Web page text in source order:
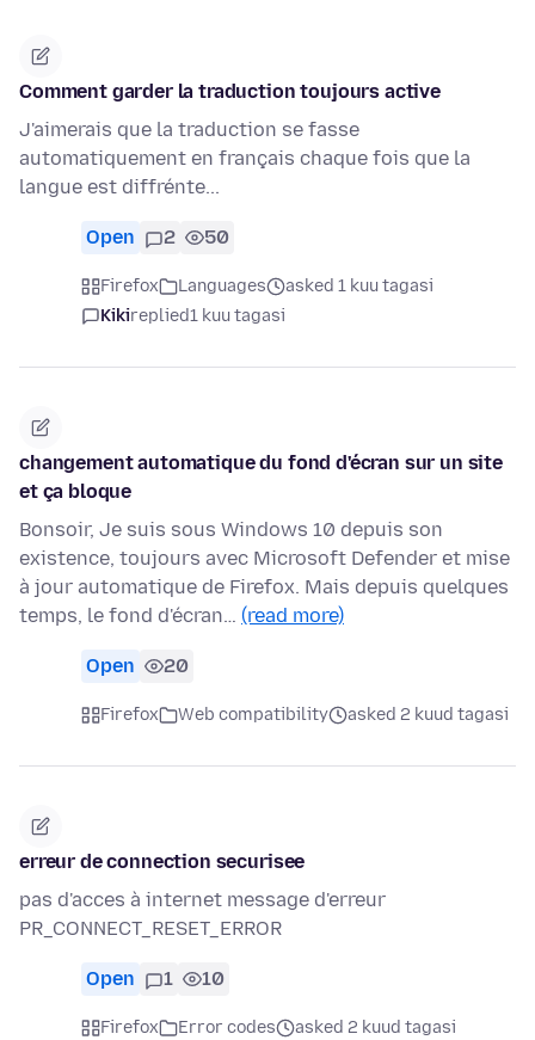
Comment garder la traduction toujours active
J'aimerais que la traduction se fasse
automatiquement en français chaque fois que la
langue est diffrénte...
Open 2 50
Firefox Languages
asked 1 kuu tagasi
Kikireplied1 kuu tagasi
changement automatique du fond d'écran sur un site
et ça bloque
Bonsoir, Je suis sous Windows 10 depuis son
existence, toujours avec Microsoft Defender et mise
à jour automatique de Firefox. Mais depuis quelques
temps, le fond d'écran… (read more)
Open 20
Firefox Web compatibility asked 2 kuud tagasi
erreur de connection securisee
pas d'acces à internet message d'erreur
PR_CONNECT_RESET_ERROR
Open 1 10
Firefox Error codes
asked 2 kuud tagasi